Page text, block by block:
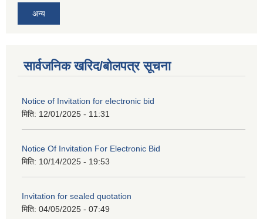
अन्य
सार्वजनिक खरिद/बोलपत्र सूचना
Notice of Invitation for electronic bid
मिति: 12/01/2025 - 11:31
Notice Of Invitation For Electronic Bid
मिति: 10/14/2025 - 19:53
Invitation for sealed quotation
मिति: 04/05/2025 - 07:49